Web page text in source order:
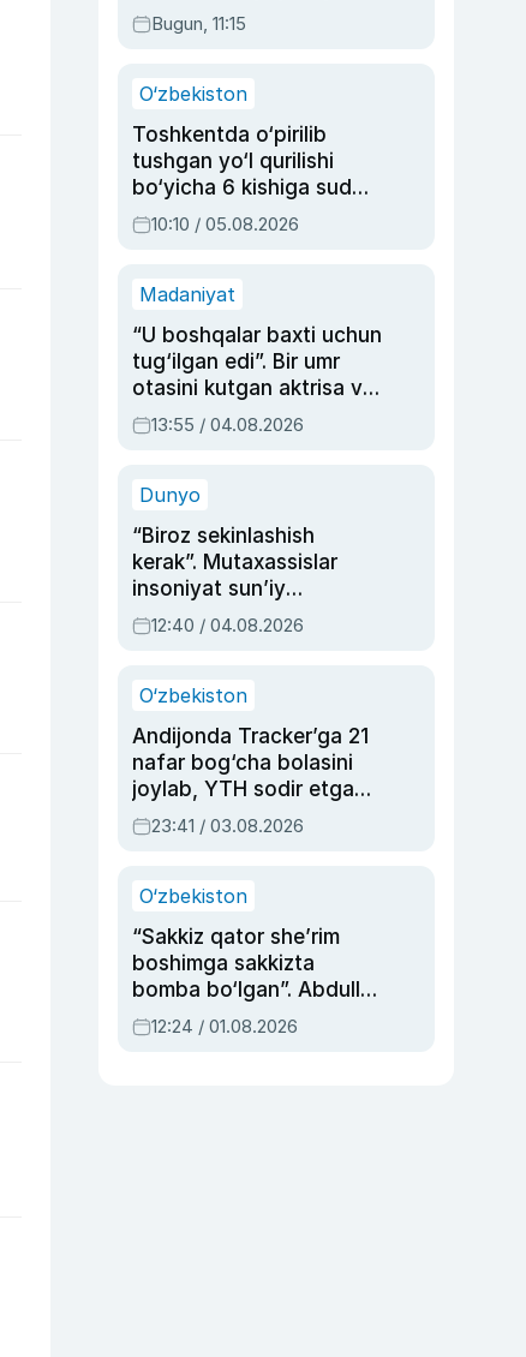
olib borib o‘ldirgan yigit
20 yilga qamaldi
Bugun, 11:15
O‘zbekiston
Toshkentda o‘pirilib
tushgan yo‘l qurilishi
bo‘yicha 6 kishiga sud
hukmi o‘qildi
10:10 / 05.08.2026
Madaniyat
“U boshqalar baxti uchun
tug‘ilgan edi”. Bir umr
otasini kutgan aktrisa va
dublyaj ustasi Rimma
Ahmedovaning
13:55 / 04.08.2026
Dunyo
“Biroz sekinlashish
kerak”. Mutaxassislar
insoniyat sun’iy
intellektni boshqara
olmay qolishidan xavotir
12:40 / 04.08.2026
O‘zbekiston
Andijonda Tracker’ga 21
nafar bog‘cha bolasini
joylab, YTH sodir etgan
ayolga sud hukmi o‘qildi
23:41 / 03.08.2026
O‘zbekiston
“Sakkiz qator she’rim
boshimga sakkizta
bomba bo‘lgan”. Abdulla
Oripovni siyosiy
ayblovlardan asrab
12:24 / 01.08.2026